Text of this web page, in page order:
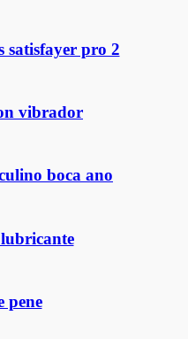
satisfayer pro 2
vibrador
boca ano
pene